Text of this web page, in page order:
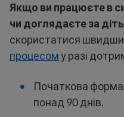
Якщо ви працюєте в
чи доглядаєте за
скористатися
процесому разі
Початкова форма
понад 90 днів.